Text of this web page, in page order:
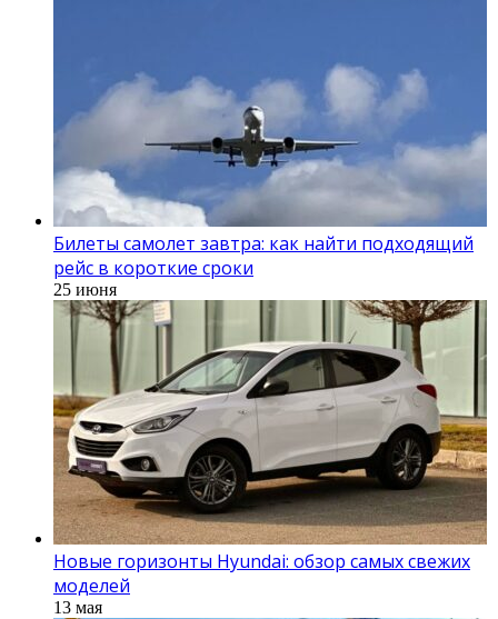
Билеты самолет завтра: как найти подходящий
рейс в короткие сроки
25 июня
Новые горизонты Hyundai: обзор самых свежих
моделей
13 мая